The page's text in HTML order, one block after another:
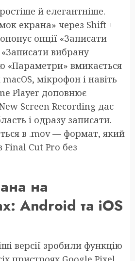
й елегантніше.
екрана» через Shift +
опції «Записати
вибрану
«Параметри» вмикається
мікрофон і навіть
Player доповнює
Screen Recording дає
і одразу записати.
в .mov — формат, який
Final Cut Pro без
на
Android та iOS
версії зробили функцію